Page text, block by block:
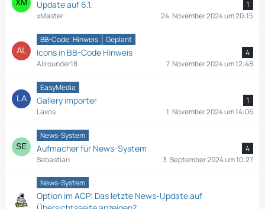
Update auf 6.1.
1
xMaster
24. November 2024 um 20:15
BB-Code: Hinweis Geplant
Icons in BB-Code Hinweis
4
Allrounder18
7. November 2024 um 12:48
EasyMedia
Gallery importer
1
Laxos
1. November 2024 um 14:06
News-System
Aufmacher für News-System
4
Sebastian
3. September 2024 um 10:27
News-System
Option im ACP: Das letzte News-Update auf